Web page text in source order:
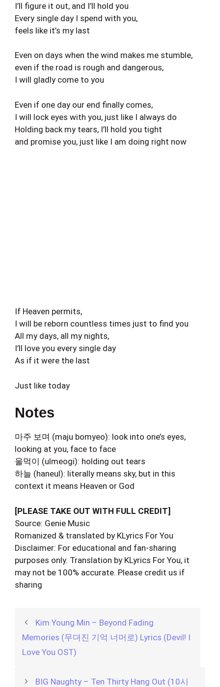
I’ll figure it out, and I’ll hold you
Every single day I spend with you,
feels like it’s my last
Even on days when the wind makes me stumble,
even if the road is rough and dangerous,
I will gladly come to you
Even if one day our end finally comes,
I will lock eyes with you, just like I always do
Holding back my tears, I’ll hold you tight
and promise you, just like I am doing right now
If Heaven permits,
I will be reborn countless times just to find you
All my days, all my nights,
I’ll love you every single day
As if it were the last
Just like today
Notes
마주 보며 (maju bomyeo): look into one’s eyes,
looking at you, face to face
울먹이 (ulmeogi): holding out tears
하늘 (haneul): literally means sky, but in this
context it means Heaven or God
[PLEASE TAKE OUT WITH FULL CREDIT]
Source: Genie Music
Romanized & translated by KLyrics For You
Disclaimer: For educational and fan-sharing
purposes only. Translation by KLyrics For You, it
may not be 100% accurate. Please credit us if
sharing
Kim Young Min – Beyond Fading
Memories (무뎌진 기억 너머로) Lyrics (Devil! I
Love You OST)
BIG Naughty – Ten Thirty Hang Out (10시